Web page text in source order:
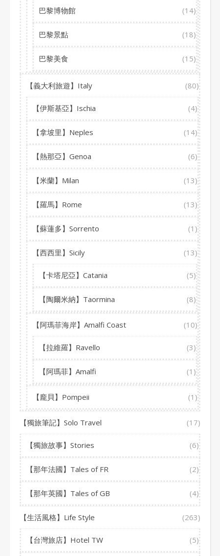
巴黎博物館 (14)
巴黎景點 (18)
巴黎美食 (15)
【義大利旅遊】Italy (80)
【伊斯基亞】Ischia (4)
【拿坡里】Neples (14)
【熱那亞】Genoa (6)
【米蘭】Milan (13)
【羅馬】Rome (13)
【蘇蓮多】Sorrento (1)
【西西里】Sicily (13)
【卡塔尼亞】Catania (5)
【陶爾米納】Taormina (8)
【阿瑪菲海岸】Amalfi Coast (10)
【拉維羅】Ravello (3)
【阿瑪菲】Amalfi (1)
【龐貝】Pompeii (1)
【獨旅筆記】Solo Travel (17)
【獨旅故事】Stories (6)
【那年法國】Tales of FR (2)
【那年英國】Tales of GB (4)
【生活風格】Life Style (263)
【台灣旅店】Hotel TW (5)